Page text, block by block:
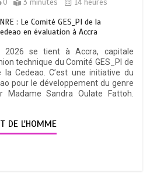
0 3 minutes 14 heures
: Le Comité GES_PI de la
en évaluation à Accra
se tient à Accra, capitale
technique du Comité GES_PI de
la Cedeao. C’est une initiative du
pour le développement du genre
Madame Sandra Oulate Fattoh.
DE L'HOMME